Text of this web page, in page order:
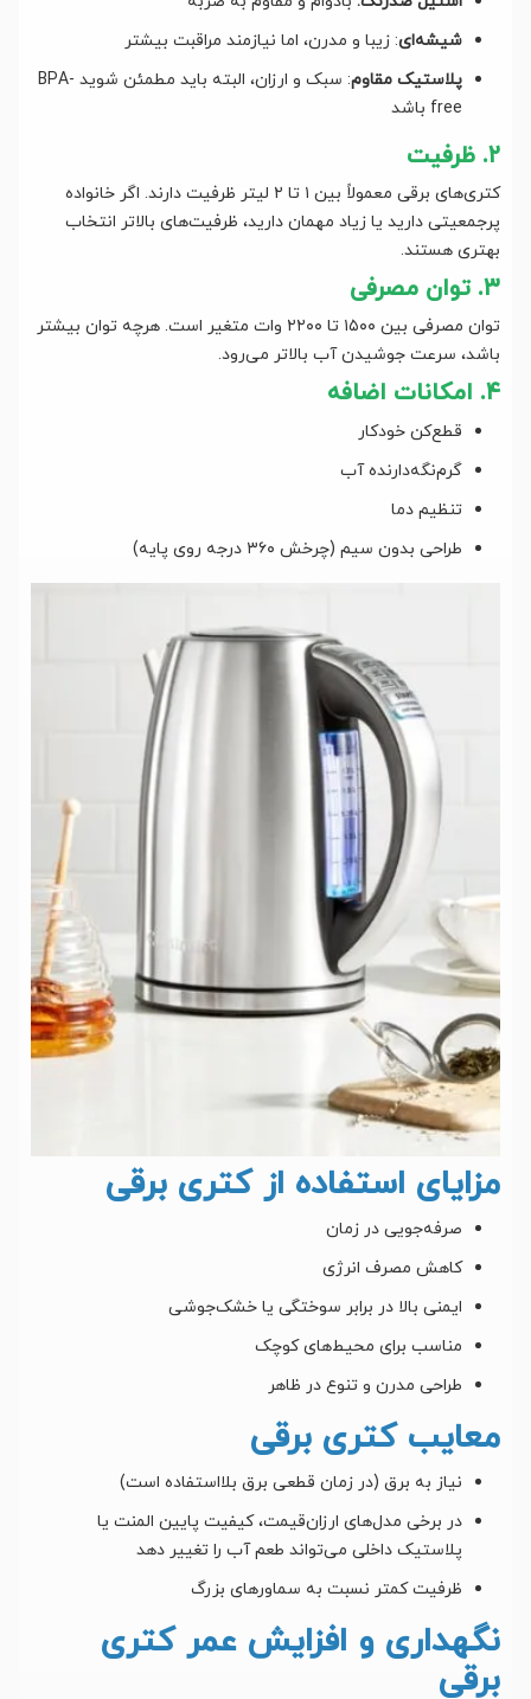
شیشه‌ای: زیبا و مدرن، اما نیازمند مراقبت بیشتر
پلاستیک مقاوم
: سبک و ارزان، البته باید مطمئن شوید BPA-
free باشد
۲. ظرفیت
کتری‌های برقی معمولاً بین ۱ تا ۲ لیتر ظرفیت دارند. اگر خانواده
پرجمعیتی دارید یا زیاد مهمان دارید، ظرفیت‌های بالاتر انتخاب
بهتری هستند.
۳. توان مصرفی
توان مصرفی بین ۱۵۰۰ تا ۲۲۰۰ وات متغیر است. هرچه توان بیشتر
باشد، سرعت جوشیدن آب بالاتر می‌رود.
۴. امکانات اضافه
قطع‌کن خودکار
گرم‌نگه‌دارنده آب
تنظیم دما
طراحی بدون سیم (چرخش ۳۶۰ درجه روی پایه)
مزایای استفاده از کتری برقی
صرفه‌جویی در زمان
کاهش مصرف انرژی
ایمنی بالا در برابر سوختگی یا خشک‌جوشی
مناسب برای محیط‌های کوچک
طراحی مدرن و تنوع در ظاهر
معایب کتری برقی
نیاز به برق (در زمان قطعی برق بلااستفاده است)
در برخی مدل‌های ارزان‌قیمت، کیفیت پایین المنت یا
پلاستیک داخلی می‌تواند طعم آب را تغییر دهد
ظرفیت کمتر نسبت به سماورهای بزرگ
نگهداری و افزایش عمر کتری
برقی